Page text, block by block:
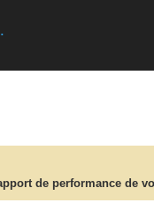
de performance de